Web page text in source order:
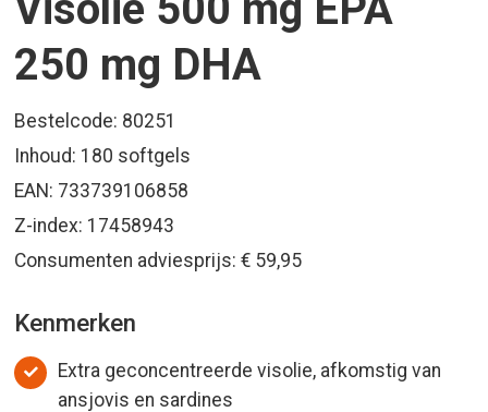
250 mg DHA
Bestelcode: 80251
Inhoud: 180 softgels
EAN: 733739106858
Z-index: 17458943
Consumenten adviesprijs: € 59,95
Kenmerken
Extra geconcentreerde visolie, afkomstig van
ansjovis en sardines